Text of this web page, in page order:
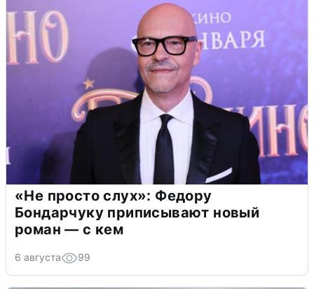
«Не просто слух»: Федору
Бондарчуку приписывают новый
роман — с кем
6 августа 99